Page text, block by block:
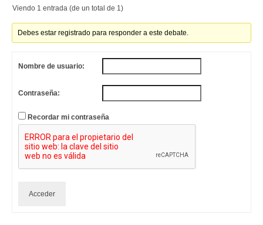
Viendo 1 entrada (de un total de 1)
Debes estar registrado para responder a este debate.
Nombre de usuario:
Contraseña:
Recordar mi contraseña
Acceder